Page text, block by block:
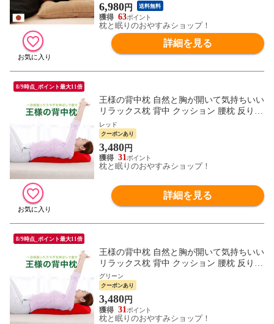
6,980円 送料無料
63
枕と眠りのおやすみショップ！
詳細を見る
8/9時点_ポイント最大11倍
王様の背中枕 自然と胸が開いて気持ちいい
リラックス枕 背中 クッション 腰枕 反り腰
平背 巻き肩 猫背 スマホ首 背中伸ばし 肩
肩甲骨 姿勢 矯正 健康 寝ながら エクササ
イズ ポール 胸を開く まくら グッズ ビー
ズ 整体
レッド
クーポンあり
3,480円
31
枕と眠りのおやすみショップ！
詳細を見る
8/9時点_ポイント最大11倍
王様の背中枕 自然と胸が開いて気持ちいい
リラックス枕 背中 クッション 腰枕 反り腰
平背 巻き肩 猫背 スマホ首 背中伸ばし 肩
肩甲骨 姿勢 矯正 健康 寝ながら エクササ
イズ ポール 胸を開く まくら グッズ ビー
ズ 整体
グリーン
クーポンあり
3,480円
31
枕と眠りのおやすみショップ！